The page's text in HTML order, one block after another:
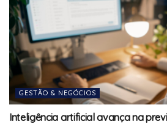
GESTÃO & NEGÓCIOS
Inteligência artificial avança na